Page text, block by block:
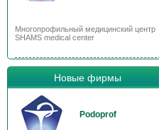
Многопрофильный медицинский центр
SHAMS medical center
Новые фирмы
Podoprof